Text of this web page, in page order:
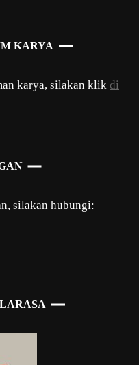
KARYA
karya, silakan klik di
silakan hubungi: